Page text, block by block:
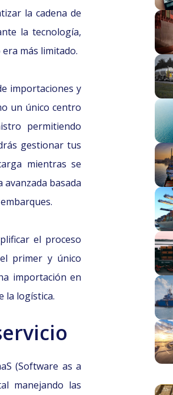
la cadena de
la tecnología,
más limitado.
importaciones y
un único centro
permitiendo
gestionar tus
mientras se
basada
el proceso
primer y único
importación en
la logística.
(Software as a
manejando las